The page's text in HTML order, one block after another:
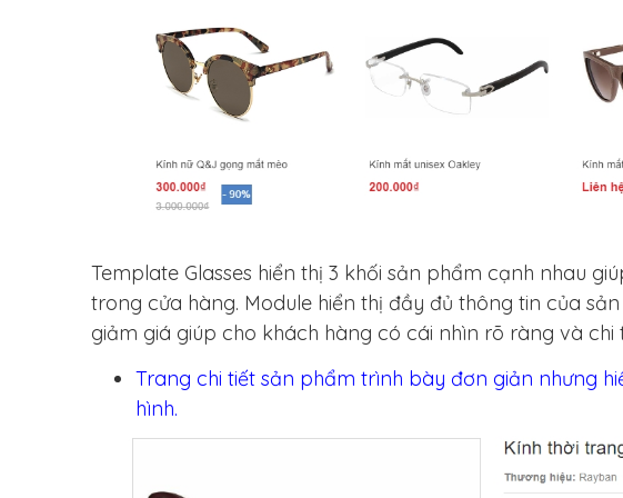
Template Glasses hiển thị 3 khối sản phẩm cạnh nhau
trong cửa hàng. Module hiển thị đầy đủ thông tin của
giảm giá giúp cho khách hàng có cái nhìn rõ ràng và chi
Trang chi tiết sản phẩm trình bày đơn giản nhưng
hình.